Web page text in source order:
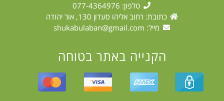
טלפון: 077-4364976
כתובת: רחוב אליהו סעדון 130, אור יהודה
מייל: shukabulaban@gmail.com
הקנייה באתר בטוחה